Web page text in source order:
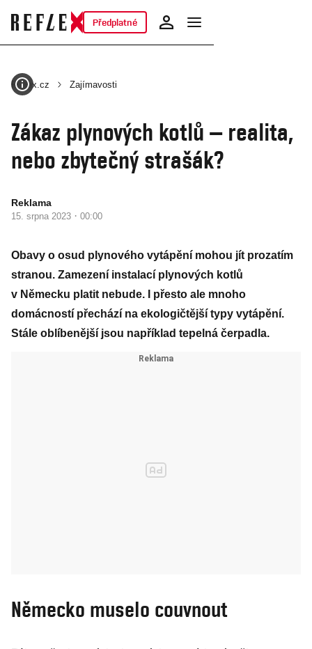
Předplatné
Reflex.cz Zajímavosti
Zákaz plynových kotlů – realita,
nebo zbytečný strašák?
Reklama
15. srpna 2023 · 00:00
Obavy o osud plynového vytápění mohou jít prozatím
stranou. Zamezení instalací plynových kotlů
v Německu platit nebude. I přesto ale mnoho
domácností přechází na ekologičtější typy vytápění.
Stále oblíbenější jsou například tepelná čerpadla.
Německo muselo couvnout